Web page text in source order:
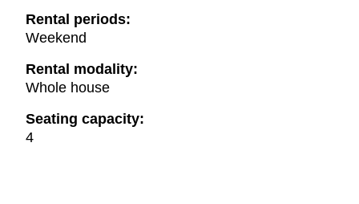
Rental periods:
Weekend
Rental modality:
Whole house
Seating capacity:
4